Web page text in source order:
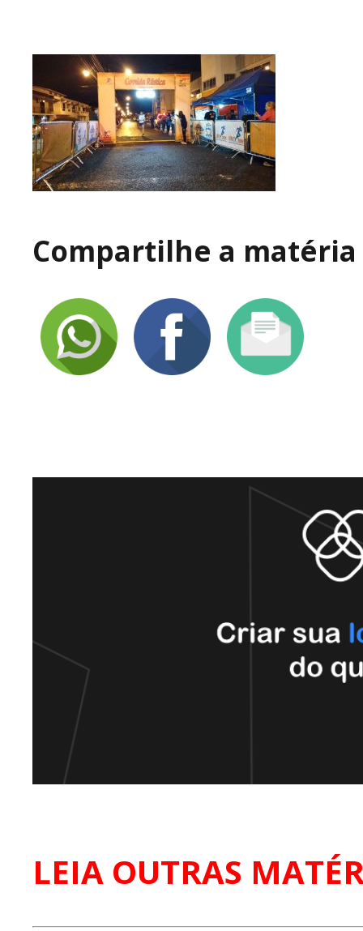
Compartilhe a
LEIA OUTRAS